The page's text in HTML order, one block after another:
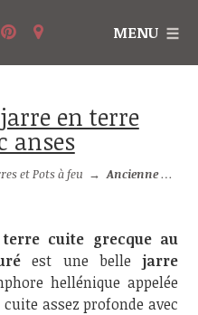
MENU
anses
et Pots à feu → Ancienne grande jarre en terre cuite blanche avec anses
cuite grecque au
est une bellejarre
hellénique appelée
assez profonde avec